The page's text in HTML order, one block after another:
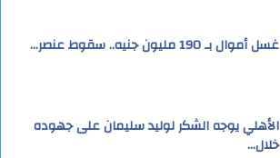
غسل أموال بـ 190 مليون جنيه.. سقوط عنصر…
الأهلي يوجه الشكر لوليد سليمان على جهوده
خلال…